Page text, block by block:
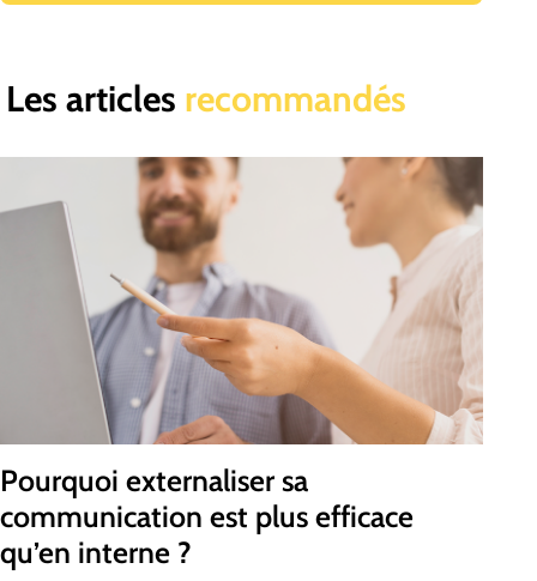
Les articles recommandés
Pourquoi externaliser sa
communication est plus efficace
qu’en interne ?